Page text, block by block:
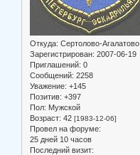
Откуда: Сертолово-Агалатово
Зарегистрирован: 2007-06-19
Приглашений: 0
Сообщений: 2258
Уважение: +145
Позитив: +397
Пол: Мужской
Возраст: 42 [1983-12-06]
Провел на форуме:
25 дней 10 часов
Последний визит: